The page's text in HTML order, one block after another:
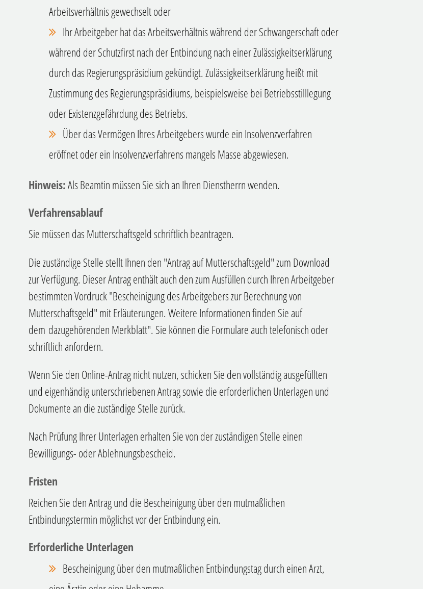
Arbeitsverhältnis gewechselt oder
Ihr Arbeitgeber hat das Arbeitsverhältnis während der Schwangerschaft oder
während der Schutzfirst nach der Entbindung nach einer Zulässigkeitserklärung
durch das Regierungspräsidium gekündigt.Zulässigkeitserklärung heißt mit
Zustimmung des Regierungspräsidiums, beispielsweise bei Betriebsstilllegung
oder Existenzgefährdung des Betriebs.
Über das Vermögen Ihres Arbeitgebers wurde ein Insolvenzverfahren
eröffnet oder ein Insolvenzverfahrens mangels Masse abgewiesen.
Hinweis:Als Beamtin müssen Sie sich an Ihren Dienstherrn wenden.
Verfahrensablauf
Sie müssen das Mutterschaftsgeld schriftlich beantragen.
Die zuständige Stelle stellt Ihnen den "Antrag auf Mutterschaftsgeld" zum Download
zur Verfügung. Dieser Antrag enthält auch den zum Ausfüllen durch Ihren Arbeitgeber
bestimmten Vordruck "Bescheinigung des Arbeitgebers zur Berechnung von
Mutterschaftsgeld" mit Erläuterungen. Weitere Informationen finden Sie auf
dem dazugehörenden Merkblatt". Sie können die Formulare auch telefonisch oder
schriftlich anfordern.
Wenn Sie den Online-Antrag nicht nutzen, schicken Sie den vollständig ausgefüllten
und eigenhändig unterschriebenen Antrag sowie die erforderlichen Unterlagen und
Dokumente an die zuständige Stelle zurück.
Nach Prüfung Ihrer Unterlagen erhalten Sie von der zuständigen Stelle einen
Bewilligungs- oder Ablehnungsbescheid.
Fristen
Reichen Sie den Antrag und die Bescheinigung über den mutmaßlichen
Entbindungstermin möglichst vor der Entbindung ein.
Erforderliche Unterlagen
Bescheinigung über den mutmaßlichen Entbindungstag durch einen Arzt,